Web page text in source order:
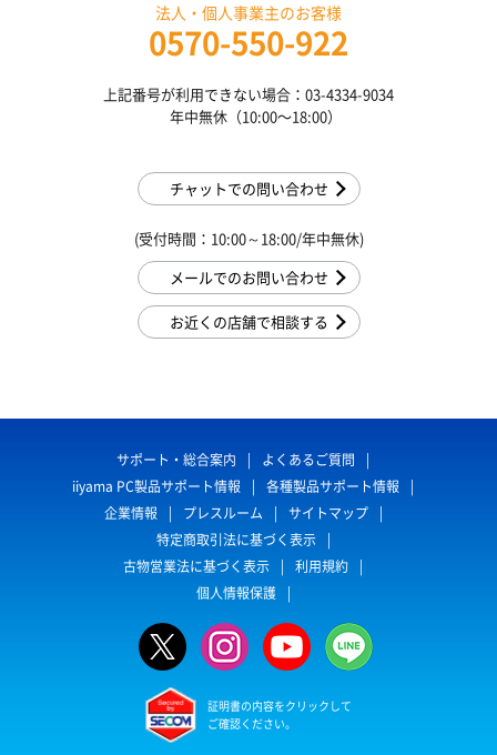
法人・個人事業主のお客様
0570-550-922
上記番号が利用できない場合：03-4334-9034
年中無休（10:00〜18:00）
チャットでの問い合わせ
(受付時間：10:00～18:00/年中無休)
メールでのお問い合わせ
お近くの店舗で相談する
サポート・総合案内
よくあるご質問
iiyama PC製品サポート情報
各種製品サポート情報
企業情報
プレスルーム
サイトマップ
特定商取引法に基づく表示
古物営業法に基づく表示
利用規約
個人情報保護
証明書の内容をクリックして
ご確認ください。